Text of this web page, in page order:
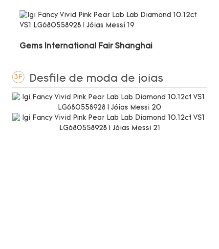
Gems International Fair Shanghai
3F Desfile de moda de joias